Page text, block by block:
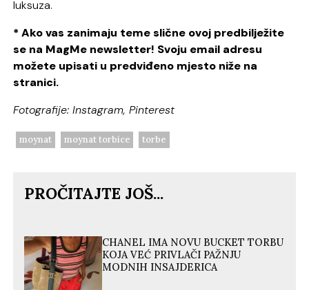
luksuza.
* Ako vas zanimaju teme slične ovoj predbilježite
se na MagMe newsletter! Svoju email adresu
možete upisati u predviđeno mjesto niže na
stranici.
Fotografije: Instagram, Pinterest
moynat moynat torbice torbe
PROČITAJTE JOŠ...
CHANEL IMA NOVU BUCKET TORBU
KOJA VEĆ PRIVLAČI PAŽNJU
MODNIH INSAJDERICA